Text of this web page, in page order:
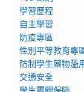
學習歷程
自主學習
防疫專區
性別平等教育專
防制學生藥物濫
交通安全
學生團體保險